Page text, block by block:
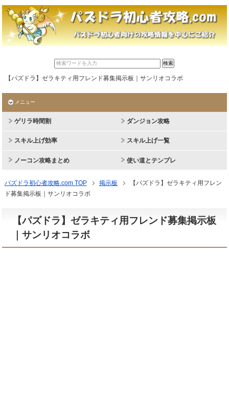
【パズドラ】ゼラキティ用フレンド募集掲示板｜サンリオコラボ
メニュー
ゲリラ時間割 ダンジョン攻略
スキル上げ効率 スキル上げ一覧
ノーコン攻略まとめ 使い道とテンプレ
パズドラ初心者攻略.com TOP 掲示板
【パズドラ】ゼラキティ用フレン
ド募集掲示板｜サンリオコラボ
【パズドラ】ゼラキティ用フレンド募集掲示板
｜サンリオコラボ